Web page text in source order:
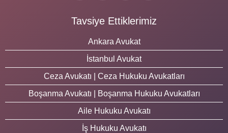
Tavsiye Ettiklerimiz
Ankara Avukat
İstanbul Avukat
Ceza Avukatı | Ceza Hukuku Avukatları
Boşanma Avukatı | Boşanma Hukuku Avukatları
Aile Hukuku Avukatı
İş Hukuku Avukatı